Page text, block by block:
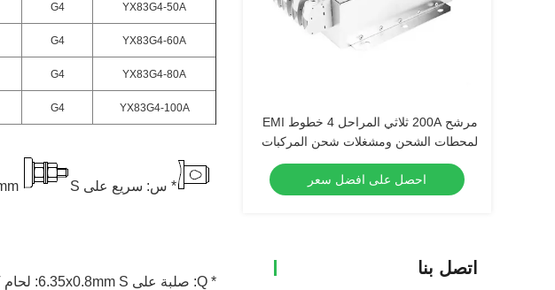
مرشح 200A ثلاثي المراحل 4 خطوط EMI
لمحطات الشحن ومشغلات شحن المركبات
الكهربائية وأنظمة الطاقة للسيارات
الكهربائية
احصل على افضل سعر
اتصل بنا
YX83G4-50A
G4
YX83G4-60A
G4
YX83G4-80A
G4
YX83G4-100A
G4
* س: سريع على 6.35x0.8mm S: عجلة المسمار
* Q: صلبة على 6.35x0.8mm S: لحام 4.0x0.8mm T: كتلة نهاية